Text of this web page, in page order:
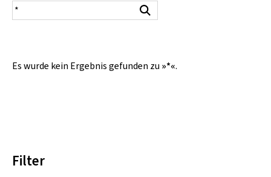
Suchergebnis
Es wurde kein Ergebnis gefunden zu »*«.
Filter